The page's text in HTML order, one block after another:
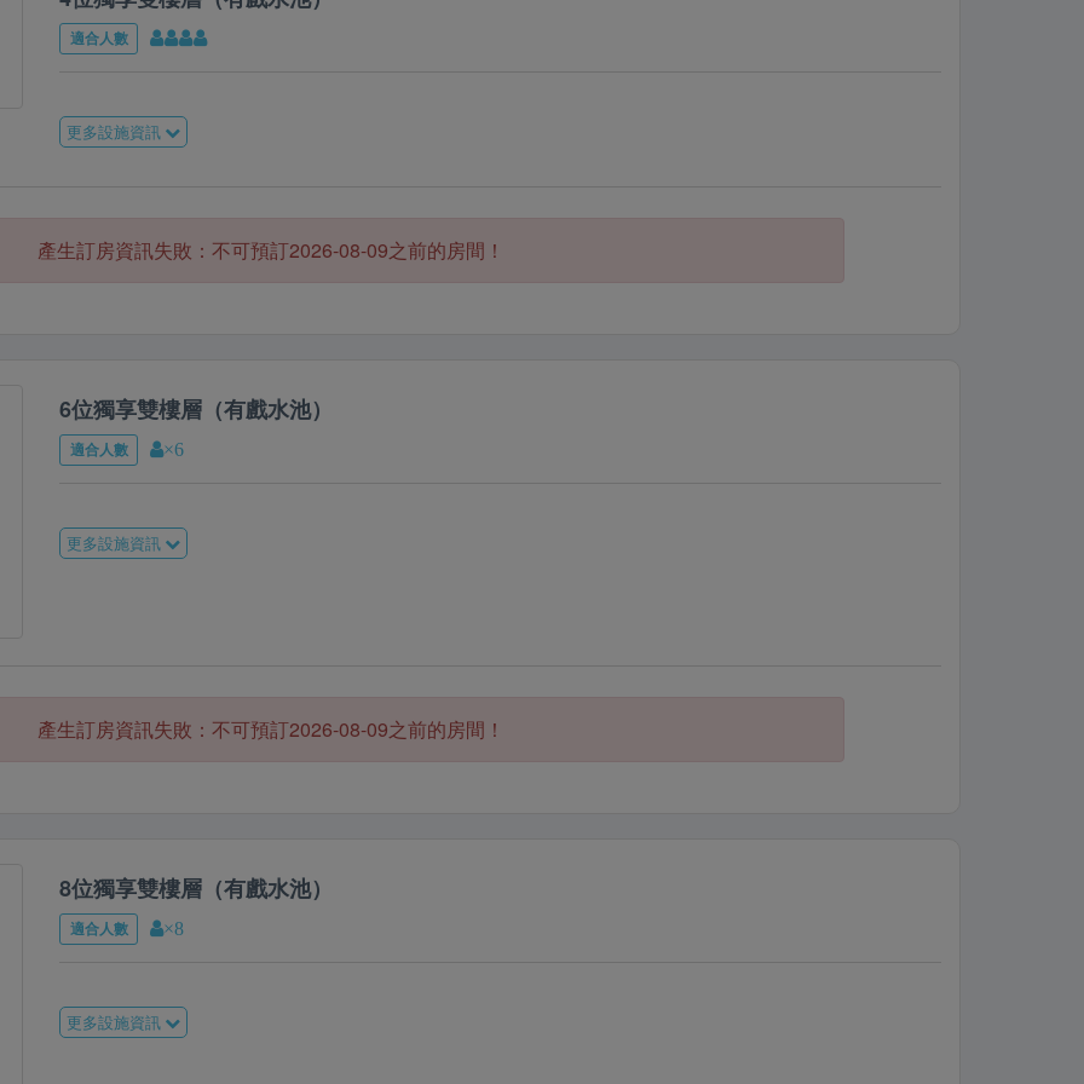
適合人數
更多設施資訊
產生訂房資訊失敗：不可預訂2026-08-09之前的房間！
6位獨享雙樓層（有戲水池）
適合人數 ×6
更多設施資訊
產生訂房資訊失敗：不可預訂2026-08-09之前的房間！
8位獨享雙樓層（有戲水池）
適合人數 ×8
更多設施資訊